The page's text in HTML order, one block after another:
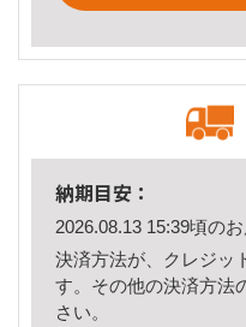
納期目安：
2026.08.13 15:39頃のお
決済方法が、クレジッ
す。その他の決済方法
さい。